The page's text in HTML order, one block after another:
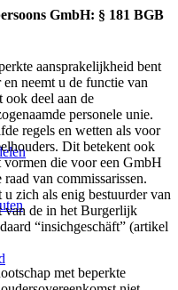
GmbH: § 181 BGB
aansprakelijkheid bent
neemt u de functie van
ook deel aan de
personele unie.
regels en wetten als voor
Dit betekent ook
vormen die voor een GmbH
van commissarissen.
zich als enig bestuurder van
van de in het Burgerlijk
“insichgeschäft” (artikel
met beperkte